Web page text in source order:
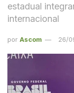
estadual
internacional
por Ascom 26/